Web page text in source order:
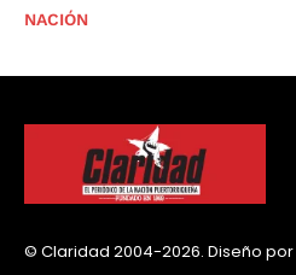
NACIÓN
© Claridad 2004-2026. Diseño por